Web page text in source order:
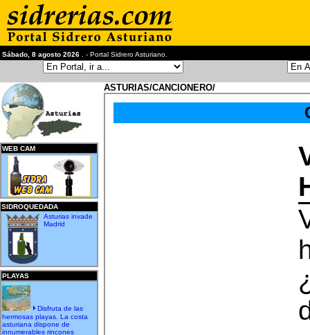
Sábado, 8 agosto 2026 . - Portal Sidrero Asturiano.
WEB CAM
SIDROQUEDADA
Asturias invade
Madrid
PLAYAS
Disfruta de las
hermosas playas. La costa
asturiana dispone de
innumerables rincones
ASTURIAS/CANCIONERO/